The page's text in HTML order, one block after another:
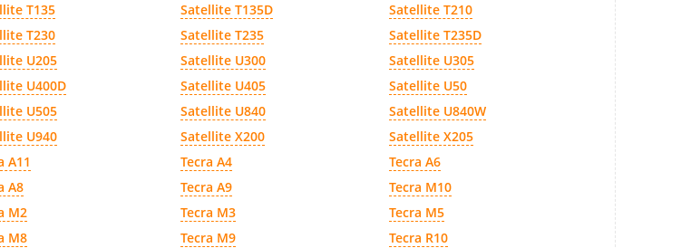
T135 Satellite T135D
Satellite T210
T230 Satellite T235
Satellite T235D
U205 Satellite U300
Satellite U305
U400D Satellite U405
Satellite U50
U505 Satellite U840
Satellite U840W
U940 Satellite X200
Satellite X205
A11 Tecra A4
Tecra A6
A8 Tecra A9
Tecra M10
M2 Tecra M3
Tecra M5
M8 Tecra M9
Tecra R10